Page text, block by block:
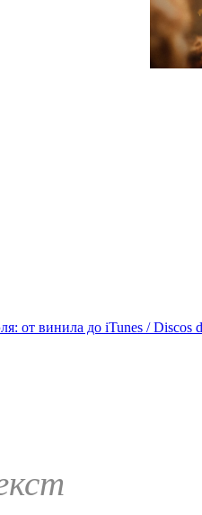
от винила до iTunes / Discos